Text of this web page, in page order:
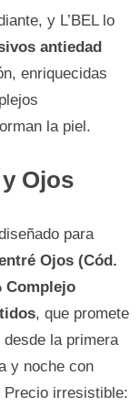
y L’BEL lo
antiedad
enriquecidas
la piel.
Ojos
para
Ojos (Cód.
Complejo
, que promete
desde la primera
y noche con
Precio irresistible: